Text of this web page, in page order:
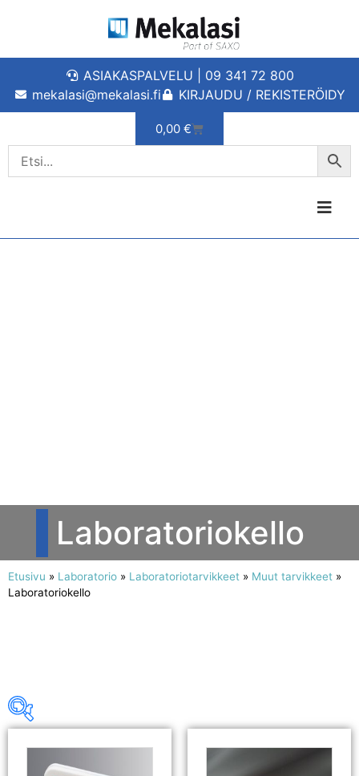
ASIAKASPALVELU | 09 341 72 800
mekalasi@mekalasi.fi
KIRJAUDU / REKISTERÖIDY
0,00 €
Laboratoriokello
Etusivu » Laboratorio » Laboratoriotarvikkeet » Muut tarvikkeet »
Laboratoriokello